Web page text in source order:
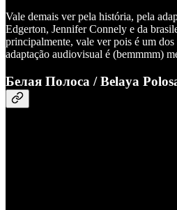
Vale demais ver pela história, pela
Edgerton, Jennifer Connely e da
principalmente, vale ver pois é um dos
adaptação audiovisual é (bemmmm)
Белая Полоса / Belaya